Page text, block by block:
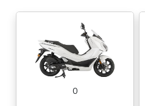
0